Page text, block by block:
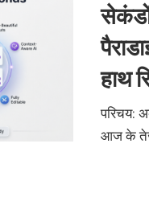
हाथ
परिचय:
आज के